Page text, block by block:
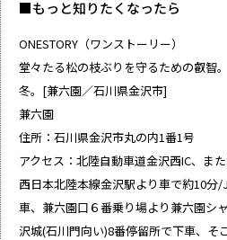
■もっと知りたくなったら
ONESTORY（ワンストーリー）
堂々たる松の枝ぶりを守るための叡智
冬。[兼六園／石川県金沢市]
兼六園
住所：石川県金沢市丸の内1番1号
アクセス：北陸自動車道金沢西IC、ま
西日本北陸本線金沢駅より車で約10分
車、兼六園口６番乗り場より兼六園シ
沢城(石川門向い)8番停留所で下車、そ